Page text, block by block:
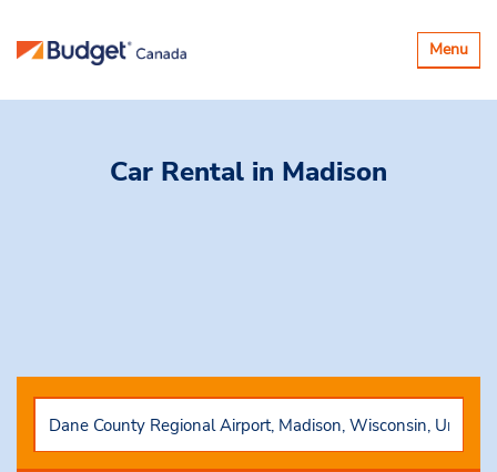
Basculer
la
Menu
Car Rental in Madison